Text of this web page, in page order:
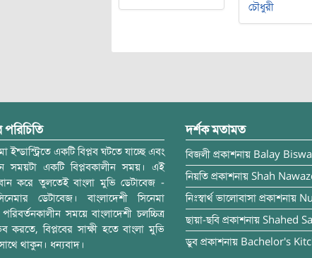
চৌধুরী
পরিচিতি
ইন্ডাস্ট্রিতে একটি বিপ্লব ঘটতে যাচ্ছে এবং
সময়টা একটি বিপ্লবকালীন সময়। এই
করে তুলতেই বাংলা মুভি ডেটাবেজ -
ডেটাবেজ। বাংলাদেশী সিনেমা
পরিবর্তনকালীন সময়ে বাংলাদেশী চলচ্চিত্র
করতে, বিপ্লবের সাক্ষী হতে বাংলা মুভি
থাকুন। ধন্যবাদ।
দর্শক মতামত
বিজলী প্রকাশনায় Balay
নিয়তি প্রকাশনায় Shah
নিঃস্বার্থ ভালোবাসা প্রকাশনায়
ছায়া-ছবি প্রকাশনায় Shahed
ডুব প্রকাশনায় Bachelor's